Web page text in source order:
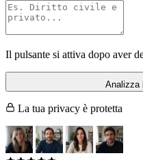
Il pulsante si attiva dopo aver
Analizza
La tua privacy è protetta